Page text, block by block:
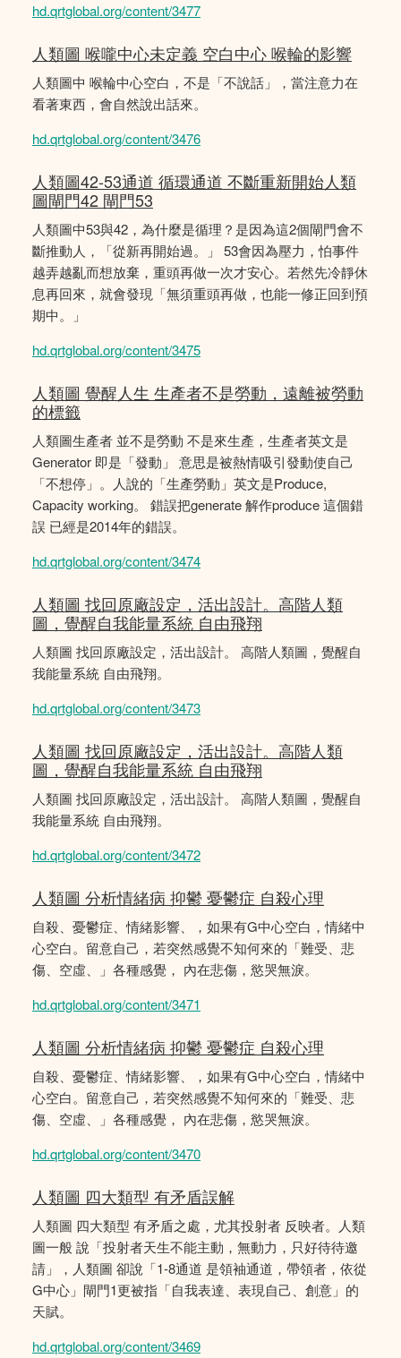
hd.qrtglobal.org/content/3477
人類圖 喉嚨中心未定義 空白中心 喉輪的影響
人類圖中 喉輪中心空白，不是「不說話」，當注意力在
看著東西，會自然說出話來。
hd.qrtglobal.org/content/3476
人類圖42-53通道 循環通道 不斷重新開始人類
圖閘門42 閘門53
人類圖中53與42，為什麼是循理？是因為這2個閘門會不
斷推動人，「從新再開始過。」 53會因為壓力，怕事件
越弄越亂而想放棄，重頭再做一次才安心。若然先冷靜休
息再回來，就會發現「無須重頭再做，也能一修正回到預
期中。」
hd.qrtglobal.org/content/3475
人類圖 覺醒人生 生產者不是勞動，遠離被勞動
的標籤
人類圖生產者 並不是勞動 不是來生產，生產者英文是
Generator 即是「發動」 意思是被熱情吸引發動使自己
「不想停」。人說的「生產勞動」英文是Produce,
Capacity working。 錯誤把generate 解作produce 這個錯
誤 已經是2014年的錯誤。
hd.qrtglobal.org/content/3474
人類圖 找回原廠設定，活出設計。高階人類
圖，覺醒自我能量系統 自由飛翔
人類圖 找回原廠設定，活出設計。 高階人類圖，覺醒自
我能量系統 自由飛翔。
hd.qrtglobal.org/content/3473
人類圖 找回原廠設定，活出設計。高階人類
圖，覺醒自我能量系統 自由飛翔
人類圖 找回原廠設定，活出設計。 高階人類圖，覺醒自
我能量系統 自由飛翔。
hd.qrtglobal.org/content/3472
人類圖 分析情緒病 抑鬱 憂鬱症 自殺心理
自殺、憂鬱症、情緒影響、，如果有G中心空白，情緒中
心空白。留意自己，若突然感覺不知何來的「難受、悲
傷、空虛、」各種感覺， 內在悲傷，慾哭無淚。
hd.qrtglobal.org/content/3471
人類圖 分析情緒病 抑鬱 憂鬱症 自殺心理
自殺、憂鬱症、情緒影響、，如果有G中心空白，情緒中
心空白。留意自己，若突然感覺不知何來的「難受、悲
傷、空虛、」各種感覺， 內在悲傷，慾哭無淚。
hd.qrtglobal.org/content/3470
人類圖 四大類型 有矛盾誤解
人類圖 四大類型 有矛盾之處，尤其投射者 反映者。人類
圖一般 說「投射者天生不能主動，無動力，只好待待邀
請」，人類圖 卻說「1-8通道 是領袖通道，帶領者，依從
G中心」閘門1更被指「自我表達、表現自己、創意」的
天賦。
hd.qrtglobal.org/content/3469